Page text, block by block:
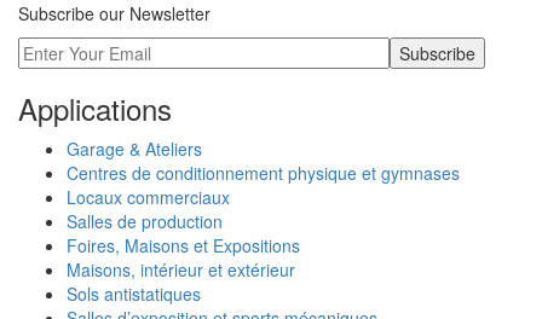
Subscribe our Newsletter
Applications
Garage & Ateliers
Centres de conditionnement physique et gymnases
Locaux commerciaux
Salles de production
Foires, Maisons et Expositions
Maisons, intérieur et extérieur
Sols antistatiques